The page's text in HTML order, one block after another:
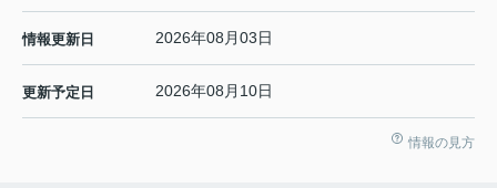
情報更新日 2026年08月03日
更新予定日 2026年08月10日
情報の見方